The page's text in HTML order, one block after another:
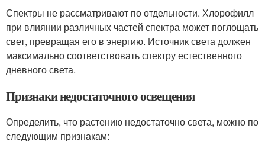
Спектры не рассматривают по отдельности. Хлорофилл
при влиянии различных частей спектра может поглощать
свет, превращая его в энергию. Источник света должен
максимально соответствовать спектру естественного
дневного света.
Признаки недостаточного освещения
Определить, что растению недостаточно света, можно по
следующим признакам: